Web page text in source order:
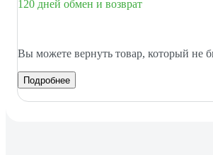
120 дней обмен и возврат
Вы можете вернуть товар, который не
Подробнее